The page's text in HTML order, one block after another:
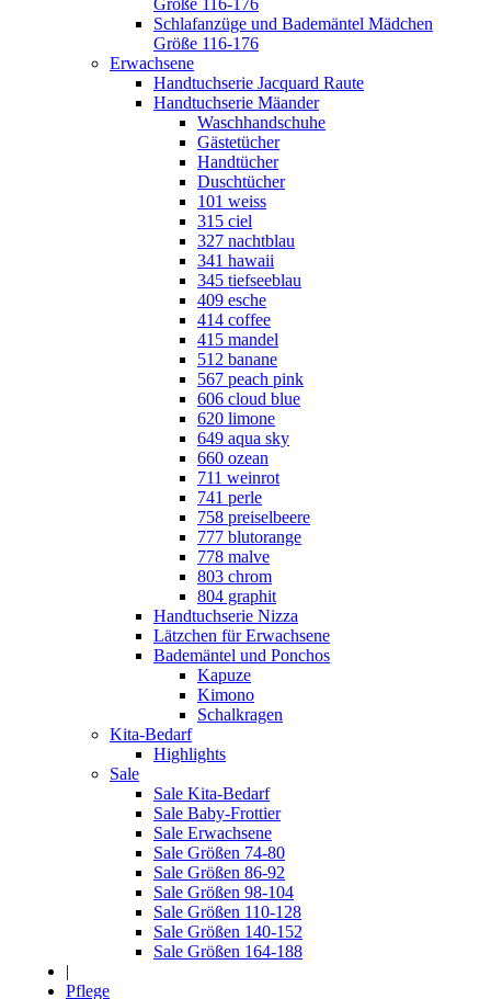
Größe 116-176
Schlafanzüge und Bademäntel Mädchen
Größe 116-176
Erwachsene
Handtuchserie Jacquard Raute
Handtuchserie Mäander
Waschhandschuhe
Gästetücher
Handtücher
Duschtücher
101 weiss
315 ciel
327 nachtblau
341 hawaii
345 tiefseeblau
409 esche
414 coffee
415 mandel
512 banane
567 peach pink
606 cloud blue
620 limone
649 aqua sky
660 ozean
711 weinrot
741 perle
758 preiselbeere
777 blutorange
778 malve
803 chrom
804 graphit
Handtuchserie Nizza
Lätzchen für Erwachsene
Bademäntel und Ponchos
Kapuze
Kimono
Schalkragen
Kita-Bedarf
Highlights
Sale
Sale Kita-Bedarf
Sale Baby-Frottier
Sale Erwachsene
Sale Größen 74-80
Sale Größen 86-92
Sale Größen 98-104
Sale Größen 110-128
Sale Größen 140-152
Sale Größen 164-188
|
Pflege